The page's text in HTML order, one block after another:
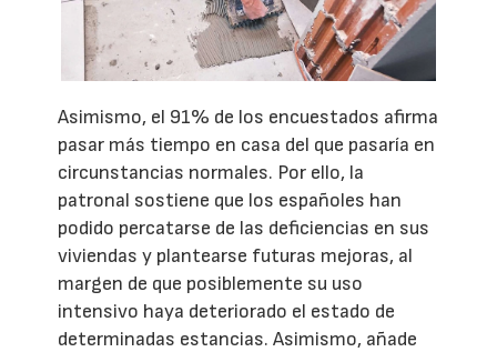
Asimismo, el 91% de los encuestados afirma
pasar más tiempo en casa del que pasaría en
circunstancias normales. Por ello, la
patronal sostiene que los españoles han
podido percatarse de las deficiencias en sus
viviendas y plantearse futuras mejoras, al
margen de que posiblemente su uso
intensivo haya deteriorado el estado de
determinadas estancias. Asimismo, añade